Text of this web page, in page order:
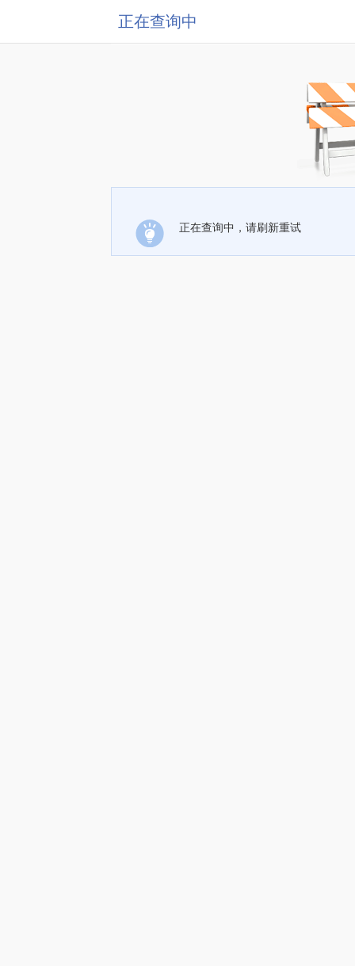
正在查询中
正在查询中，请刷新重试